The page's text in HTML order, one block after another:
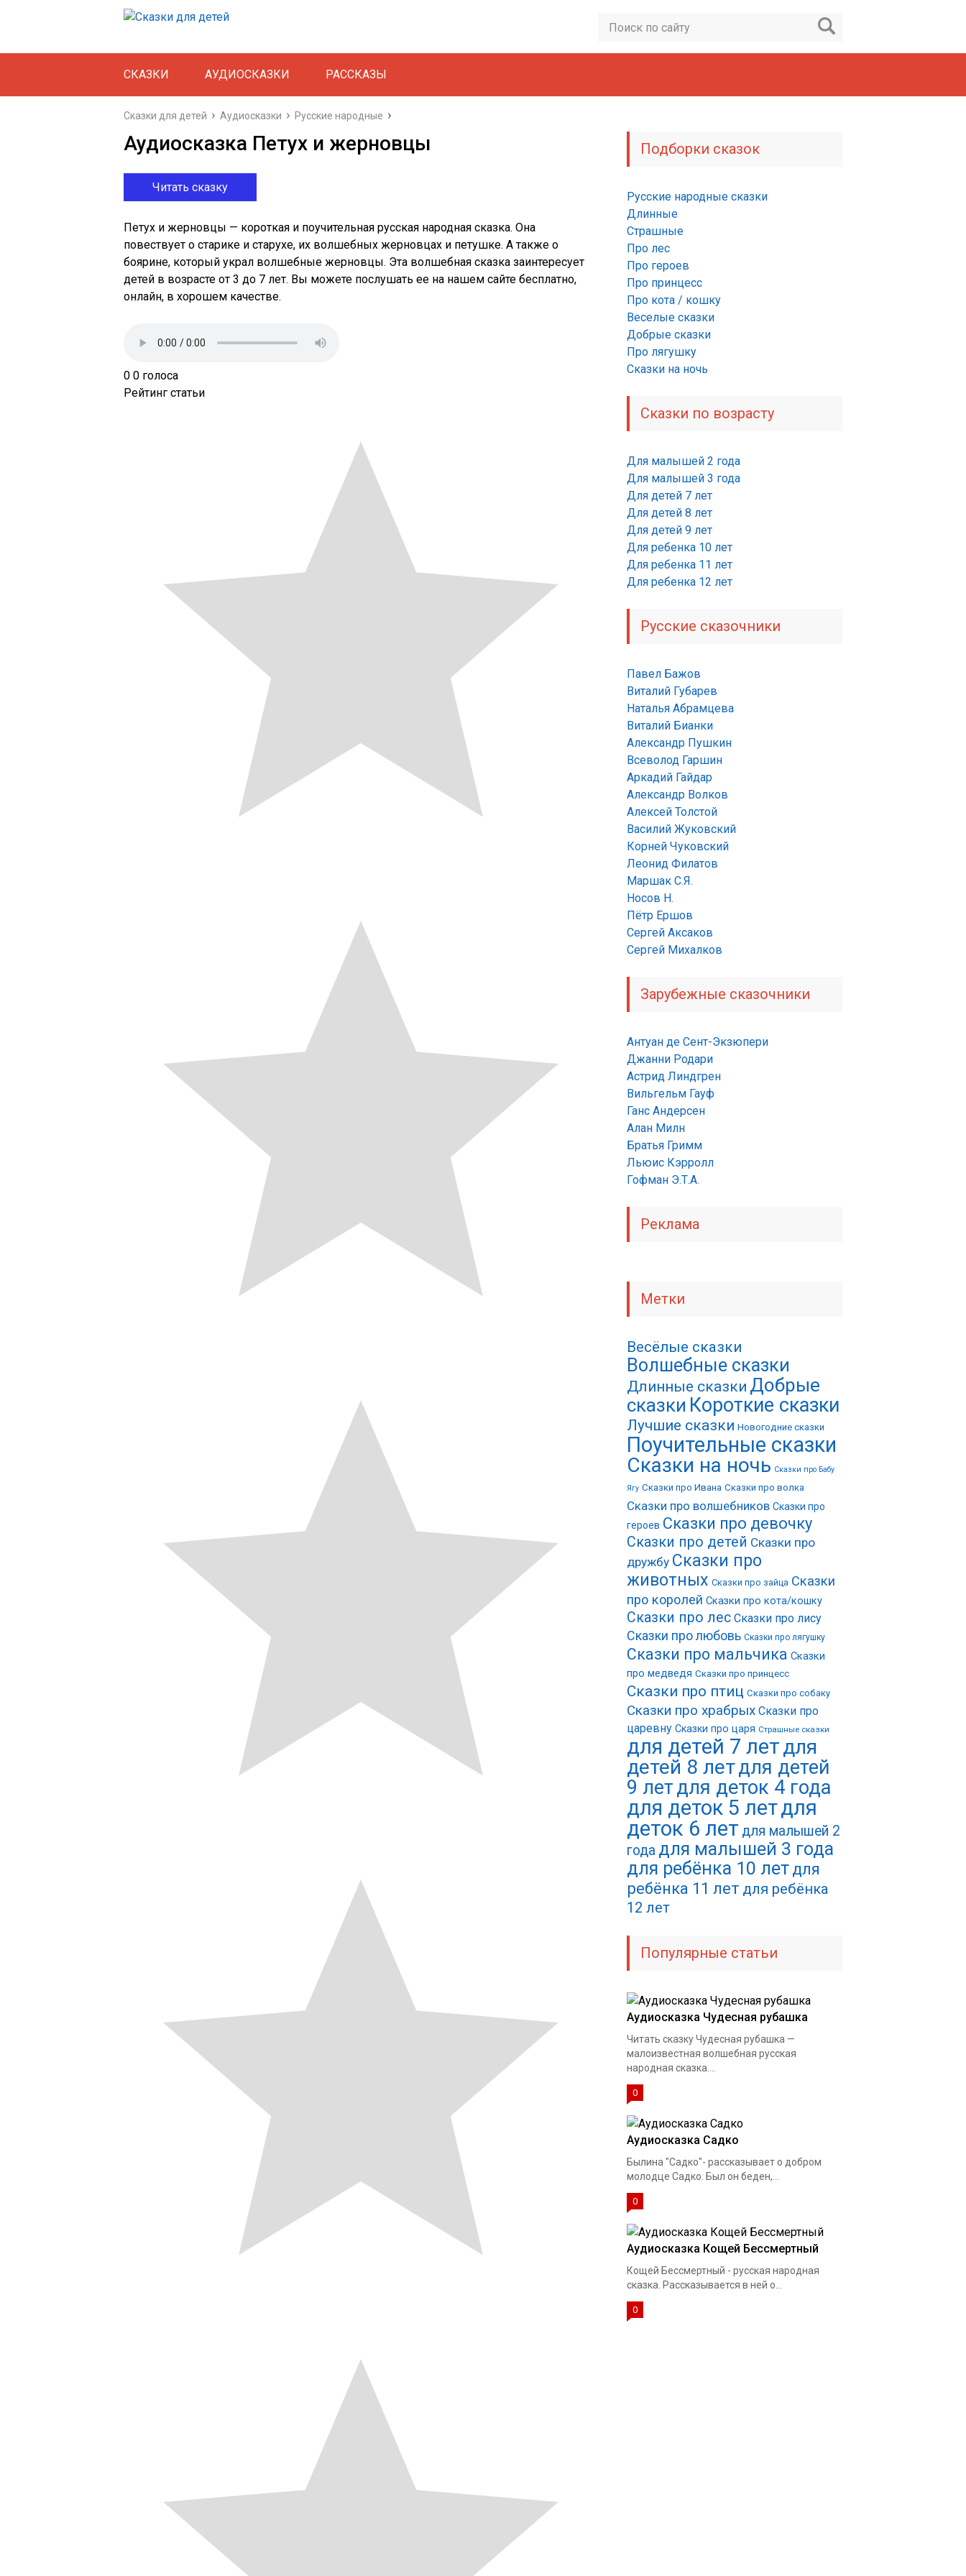
СКАЗКИ АУДИОСКАЗКИ РАССКАЗЫ
Сказки для детей Аудиосказки Русские народные
Аудиосказка Петух и жерновцы
Читать сказку
Петух и жерновцы — короткая и поучительная русская народная сказка. Она
повествует о старике и старухе, их волшебных жерновцах и петушке. А также о
боярине, который украл волшебные жерновцы. Эта волшебная сказка заинтересует
детей в возрасте от 3 до 7 лет. Вы можете послушать ее на нашем сайте бесплатно,
онлайн, в хорошем качестве.
0 0 голоса
Рейтинг статьи
Подборки сказок
Русские народные сказки
Длинные
Страшные
Про лес
Про героев
Про принцесс
Про кота / кошку
Веселые сказки
Добрые сказки
Про лягушку
Сказки на ночь
Сказки по возрасту
Для малышей 2 года
Для малышей 3 года
Для детей 7 лет
Для детей 8 лет
Для детей 9 лет
Для ребенка 10 лет
Для ребенка 11 лет
Для ребенка 12 лет
Русские сказочники
Павел Бажов
Виталий Губарев
Наталья Абрамцева
Виталий Бианки
Александр Пушкин
Всеволод Гаршин
Аркадий Гайдар
Александр Волков
Алексей Толстой
Василий Жуковский
Корней Чуковский
Леонид Филатов
Маршак С.Я.
Носов Н.
Пётр Ершов
Сергей Аксаков
Сергей Михалков
Зарубежные сказочники
Антуан де Сент-Экзюпери
Джанни Родари
Астрид Линдгрен
Вильгельм Гауф
Ганс Андерсен
Алан Милн
Братья Гримм
Льюис Кэрролл
Гофман Э.Т.А.
Реклама
Метки
Весёлые сказки
Волшебные сказки
Длинные сказки Добрые
сказки Короткие сказки
Лучшие сказки Новогодние сказки
Поучительные сказки
Сказки на ночь Сказки про Бабу
Ягу Сказки про Ивана Сказки про волка
Сказки про волшебников Сказки про
героев Сказки про девочку
Сказки про детей Сказки про
дружбу Сказки про
животных Сказки про зайца Сказки
про королей Сказки про кота/кошку
Сказки про лес Сказки про лису
Сказки про любовь Сказки про лягушку
Сказки про мальчика Сказки
про медведя Сказки про принцесс
Сказки про птиц Сказки про собаку
Сказки про храбрых Сказки про
царевну Сказки про царя Страшные сказки
для детей 7 летдля
детей 8 летдля детей
9 летдля деток 4 года
для деток 5 летдля
деток 6 лет для малышей 2
года для малышей 3 года
для ребёнка 10 летдля
ребёнка 11 лет для ребёнка
12 лет
Популярные статьи
Аудиосказка Чудесная рубашка
Читать сказку Чудесная рубашка —
малоизвестная волшебная русская
народная сказка....
0
Аудиосказка Садко
Былина "Садко"- рассказывает о добром
молодце Садко. Был он беден,...
0
Аудиосказка Кощей Бессмертный
Кощей Бессмертный - русская народная
сказка. Рассказывается в ней о...
0